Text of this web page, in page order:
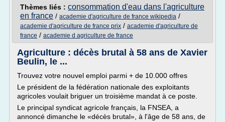
Thèmes liés : consommation d'eau dans l'agriculture
en france / academie d'agriculture de france wikipedia /
academie d'agriculture de france prix / academie d'agriculture de
france / academie d agriculture de france
Agriculture : décès brutal à 58 ans de Xavier
Beulin, le ...
Trouvez votre nouvel emploi parmi + de 10.000 offres
Le président de la fédération nationale des exploitants
agricoles voulait briguer un troisième mandat à ce poste.
Le principal syndicat agricole français, la FNSEA, a
annoncé dimanche le «décès brutal», à l'âge de 58 ans, de